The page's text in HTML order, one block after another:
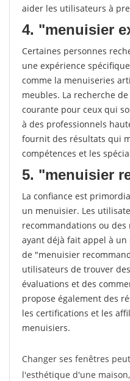
aider les utilisateurs à
4. "menuisier
Certaines personnes
une expérience
comme la menuiseries
meubles. La recherche
courante pour ceux qui
à des professionnels
fournit des résultats qui
compétences et les
5. "menuisier
La confiance est
un menuisier. Les
recommandations ou
ayant déjà fait appel à
de "menuisier
utilisateurs de trouver
évaluations et des
propose également des
les certifications et les
menuisiers.
Changer ses fenêtres
l'esthétique d'une